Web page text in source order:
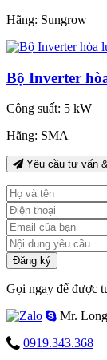
Hãng: Sungrow
Bộ Inverter
Công suất: 5 kW
Hãng: SMA
Yêu cầu tư vấn
Đăng ký
Gọi ngay để được
Mr. Long
0919.343.368